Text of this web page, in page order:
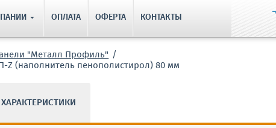
 ОПЛАТА ОФЕРТА КОНТАКТЫ
"Металл Профиль"
Z (наполнитель пенополистирол) 80 мм
ХАРАКТЕРИСТИКИ